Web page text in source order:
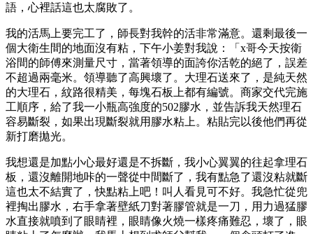
語，心裡話這也太腐敗了。
我的活馬上要完工了，師長對我幹的活非常滿意。還剩最後一
個大衛生間的地面沒有粘，下午小姜對我說：「x哥今天按衛
浴間的師傅來測量尺寸，當著領導的面誇你活乾的絕了，誤差
不超過兩毫米。領導聽了高興壞了。大理石送來了，是純天然
的大理石，紋路很精美，每塊石板上都有編號。商家交代完施
工順序，給了我一小瓶高強度的502膠水，並告訴我天然理石
容易斷裂，如果出現斷裂就用膠水粘上。粘貼完以後他們再從
新打磨拋光。
我想還是加點小心最好還是不拆斷，我小心翼翼的往起拿理石
板，還沒離開地咔的一聲從中間斷了，我有點急了還沒粘就斷
這也太不結實了，快點粘上吧！叫人看見可不好。我急忙從兜
裡掏出膠水，右手拿著壁紙刀對著膠管就是一刀，用力過猛膠
水直接就噴到了眼睛裡，眼睛像火燒一樣疼痛難忍，壞了，眼